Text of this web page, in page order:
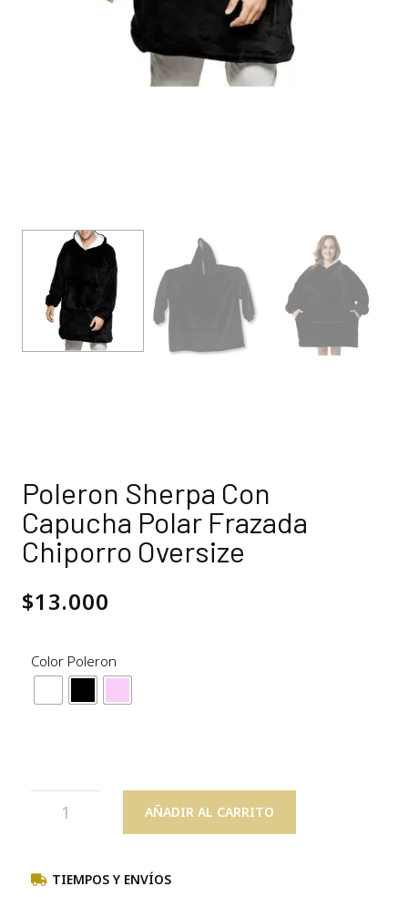
Poleron Sherpa Con
Capucha Polar Frazada
Chiporro Oversize
$13.000
Color Poleron
AÑADIR AL CARRITO
TIEMPOS Y ENVÍOS